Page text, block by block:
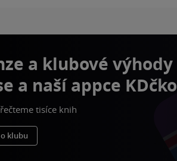
a klubové výhody
a naší appce KDčko
tisíce knih
klubu